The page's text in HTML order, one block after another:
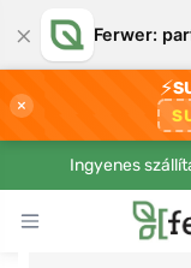
× Ferwer:
×
⚡
Ingyenes